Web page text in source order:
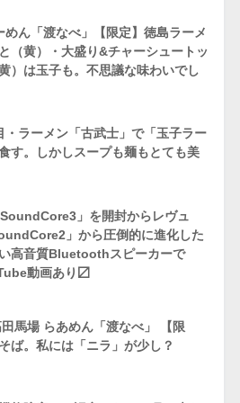
めん「渡なべ」【限定】徳島ラーメ
（黄）・大盛り&チャーシュートッ
）は玉子も。不思議な味わいでし
・ラーメン「古武士」で「玉子ラー
す。しかしスープも麺もとても美
」を開封からレヴュ
」から圧倒的に進化した
高音質Bluetoothスピーカーで
動画あり〼
馬場 らあめん「渡なべ」 【限
ば。私には「ニラ」が少し？